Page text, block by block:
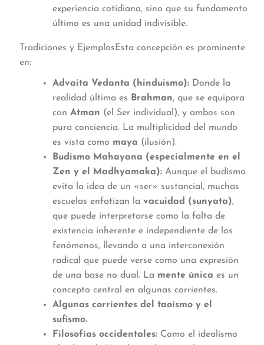
experiencia cotidiana, sino que su fundamento
último es una unidad indivisible.
Tradiciones y EjemplosEsta concepción es prominente
en:
Advaita Vedanta (hinduismo): Donde la
realidad última es Brahman, que se equipara
con Atman (el Ser individual), y ambos son
pura conciencia. La multiplicidad del mundo
es vista como maya (ilusión).
Budismo Mahayana (especialmente en el
Zen y el Madhyamaka): Aunque el budismo
evita la idea de un «ser» sustancial, muchas
escuelas enfatizan la vacuidad (sunyata),
que puede interpretarse como la falta de
existencia inherente e independiente de los
fenómenos, llevando a una interconexión
radical que puede verse como una expresión
de una base no dual. La mente única es un
concepto central en algunas corrientes.
Algunas corrientes del taoísmo y el
sufismo.
Filosofías occidentales: Como el idealismo